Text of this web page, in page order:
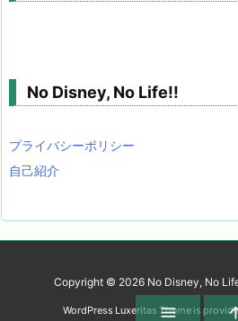
No Disney, No Life!!
プライバシーポリシー
自己紹介
Copyright © 2026 No Disney, No
WordPress Luxeritas Theme is
